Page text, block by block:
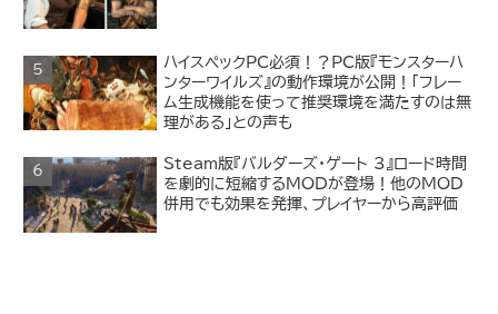
ハイスペックPC必須！？PC版『モンスターハ
ンターワイルズ』の動作環境が公開！「フレー
ム生成機能を使って推奨環境を満たすのは無
理がある」との声も
Steam版『バルダーズ・ゲート 3』ロード時間
を劇的に短縮するMODが登場！他のMOD
併用でも効果を発揮、プレイヤーから高評価